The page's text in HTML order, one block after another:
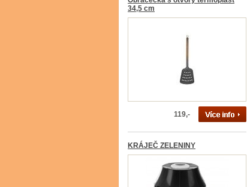
34,5 cm
119,-
KRÁJEČ ZELENINY